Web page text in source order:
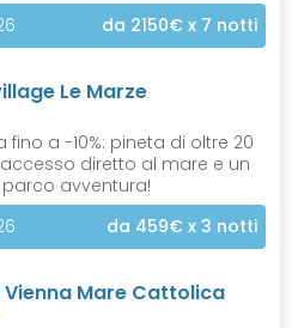
da 2150€ x 7 notti
Le Marze
fino a -10%: pineta di oltre 20
diretto al mare e un
avventura!
da 459€ x 3 notti
Vienna Mare Cattolica